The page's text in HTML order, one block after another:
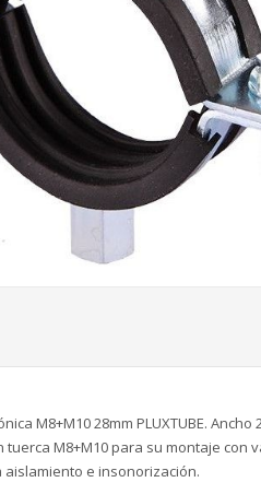
M8+M10 28mm PLUXTUBE.
tuerca M8+M10 para su montaje
aislamiento e insonorización.